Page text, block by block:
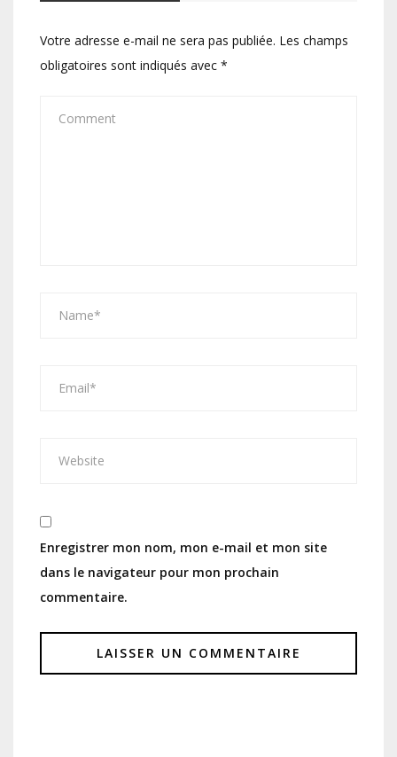
Votre adresse e-mail ne sera pas publiée. Les champs
obligatoires sont indiqués avec *
Enregistrer mon nom, mon e-mail et mon site
dans le navigateur pour mon prochain
commentaire.